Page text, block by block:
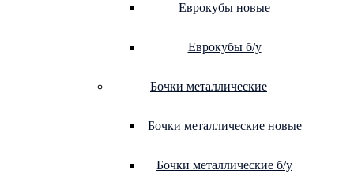
Еврокубы новые
Еврокубы б/у
Бочки металлические
Бочки металлические новые
Бочки металлические б/у